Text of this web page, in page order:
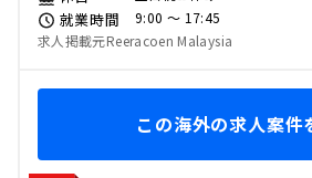
就業時間
9:00 〜 17:45
求人掲載元Reeracoen Malaysia
この海外の求人案件